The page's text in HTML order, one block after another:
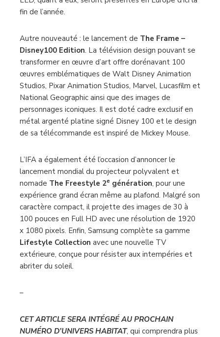
fin de l’année.
Autre nouveauté : le lancement de The Frame –
Disney100 Edition. La télévision design pouvant se
transformer en œuvre d’art offre dorénavant 100
œuvres emblématiques de Walt Disney Animation
Studios, Pixar Animation Studios, Marvel, Lucasfilm et
National Geographic ainsi que des images de
personnages iconiques. Il est doté cadre exclusif en
métal argenté platine signé Disney 100 et le design
de sa télécommande est inspiré de Mickey Mouse.
L’IFA a également été l’occasion d’annoncer le
lancement mondial du projecteur polyvalent et
nomade The Freestyle 2e génération, pour une
expérience grand écran même au plafond. Malgré son
caractère compact, il projette des images de 30 à
100 pouces en Full HD avec une résolution de 1920
x 1080 pixels. Enfin, Samsung complète sa gamme
Lifestyle Collection avec une nouvelle TV
extérieure, conçue pour résister aux intempéries et
abriter du soleil.
–
CET ARTICLE SERA INTÉGRÉ AU PROCHAIN
NUMÉRO D’UNIVERS HABITAT, qui comprendra plus